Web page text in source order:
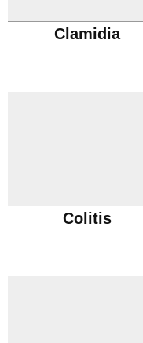
Clamidia
Colitis